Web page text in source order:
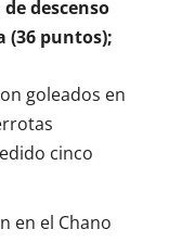
descenso
(36 puntos);
goleados en
cinco
en el Chano